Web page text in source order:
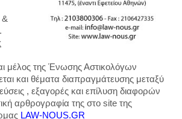
&
μέλος της Ένωσης Αστικολόγων
και θέματα διαπραγμάτευσης μεταξύ
, εξαγορές και επίλυση διαφορών
αρθρογραφία της στο site της
LAW-NOUS.GR